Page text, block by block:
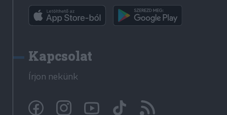
Kapcsolat
Írjon nekünk